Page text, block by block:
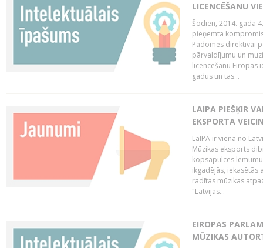
LICENCĒŠANU
Šodien, 2014. gada
pieņemta
Padomes direktīvai
pārvaldījumu un
licencēšanu Eiropas
gadus un tas...
LAIPA PIEŠĶIR
EKSPORTA
LaIPA ir viena no
Mūzikas eksports
kopsapulces
ikgadējās, iekasētās
radītas mūzikas
"Latvijas...
EIROPAS
MŪZIKAS